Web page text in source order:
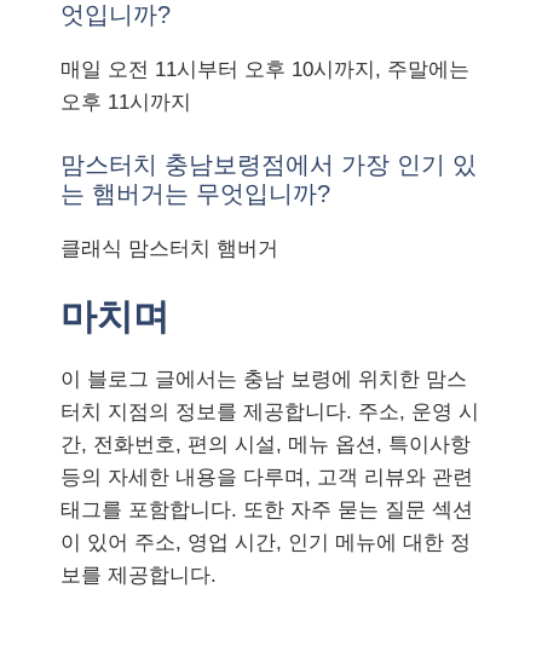
엇입니까?
매일 오전 11시부터 오후 10시까지, 주말에는
오후 11시까지
맘스터치 충남보령점에서 가장 인기 있
는 햄버거는 무엇입니까?
클래식 맘스터치 햄버거
마치며
이 블로그 글에서는 충남 보령에 위치한 맘스
터치 지점의 정보를 제공합니다. 주소, 운영 시
간, 전화번호, 편의 시설, 메뉴 옵션, 특이사항
등의 자세한 내용을 다루며, 고객 리뷰와 관련
태그를 포함합니다. 또한 자주 묻는 질문 섹션
이 있어 주소, 영업 시간, 인기 메뉴에 대한 정
보를 제공합니다.